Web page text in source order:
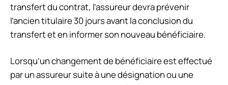
transfert du contrat, l’assureur devra prévenir
l’ancien titulaire 30 jours avant la conclusion du
transfert et en informer son nouveau bénéficiaire.
Lorsqu’un changement de bénéficiaire est effectué
par un assureur suite à une désignation ou une